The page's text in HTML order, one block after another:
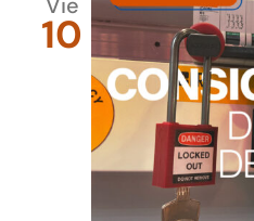
Vie
10